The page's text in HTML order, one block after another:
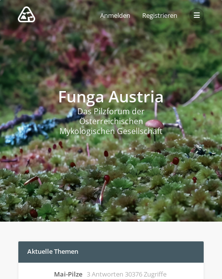
Anmelden Registrieren
Funga Austria
Das Pilzforum der
Österreichischen
Mykologischen Gesellschaft
Aktuelle Themen
Mai-Pilze 3 Antworten 30376 Zugriffe